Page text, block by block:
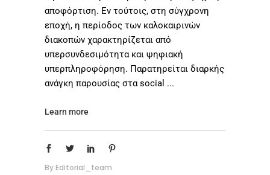
αποφόρτιση. Εν τούτοις, στη σύγχρονη
εποχή, η περίοδος των καλοκαιρινών
διακοπών χαρακτηρίζεται από
υπερσυνδεσιμότητα και ψηφιακή
υπερπληροφόρηση. Παρατηρείται διαρκής
ανάγκη παρουσίας στα social
Learn more
By Editorial_team